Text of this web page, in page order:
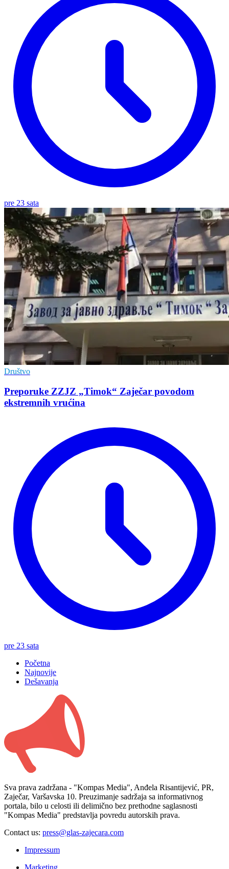
pre 23 sata
Društvo
Preporuke ZZJZ „Timok“ Zaječar povodom
ekstremnih vrućina
pre 23 sata
Početna
Najnovije
Dešavanja
Sva prava zadržana - "Kompas Media", Anđela Risantijević, PR,
Zaječar, Varšavska 10. Preuzimanje sadržaja sa informativnog
portala, bilo u celosti ili delimično bez prethodne saglasnosti
"Kompas Media" predstavlja povredu autorskih prava.
Contact us: press@glas-zajecara.com
Impressum